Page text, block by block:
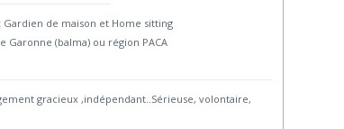
Gardien de maison et Home sitting
Garonne (balma) ou région PACA
gracieux ,indépendant..Sérieuse, volontaire,